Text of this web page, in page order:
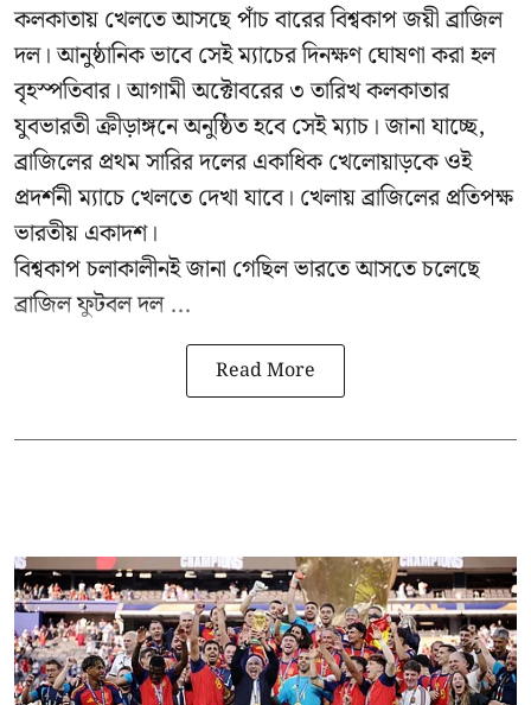
কলকাতায় খেলতে আসছে পাঁচ বারের বিশ্বকাপ জয়ী ব্রাজিল
দল। আনুষ্ঠানিক ভাবে সেই ম্যাচের দিনক্ষণ ঘোষণা করা হল
বৃহস্পতিবার। আগামী অক্টোবরের ৩ তারিখ কলকাতার
যুবভারতী ক্রীড়াঙ্গনে অনুষ্ঠিত হবে সেই ম্যাচ। জানা যাচ্ছে,
ব্রাজিলের প্রথম সারির দলের একাধিক খেলোয়াড়কে ওই
প্রদর্শনী ম্যাচে খেলতে দেখা যাবে। খেলায় ব্রাজিলের প্রতিপক্ষ
ভারতীয় একাদশ।
বিশ্বকাপ চলাকালীনই জানা গেছিল ভারতে আসতে চলেছে
ব্রাজিল ফুটবল দল ...
Read More